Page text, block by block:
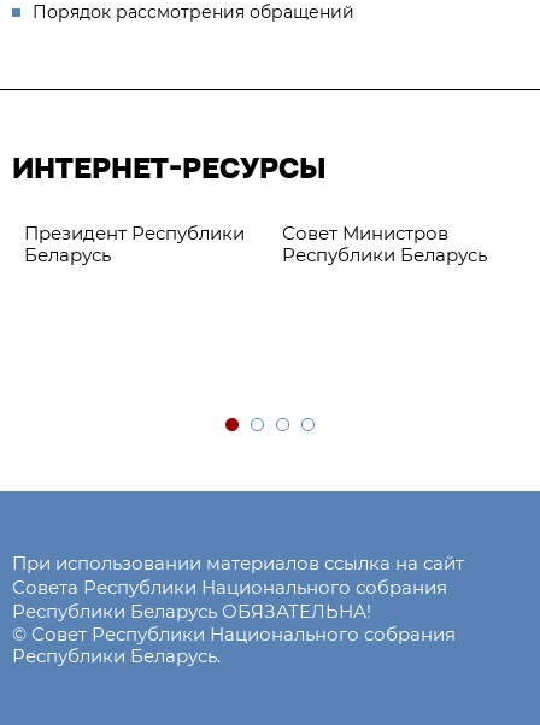
Порядок рассмотрения обращений
ИНТЕРНЕТ-РЕСУРСЫ
Президент Республики
Беларусь
Совет Министров
Республики Беларусь
При использовании материалов ссылка на сайт
Совета Республики Национального собрания
Республики Беларусь ОБЯЗАТЕЛЬНА!
© Совет Республики Национального собрания
Республики Беларусь.